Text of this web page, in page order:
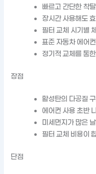
빠르고 간단한 착
장시간 사용해도
필터 교체 시기별
표준 자동차 에어
정기적 교체를 통
장점
활성탄의 다공질
에어컨 사용 초반
미세먼지가 많은
필터 교체 비용이
단점